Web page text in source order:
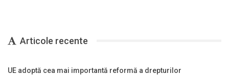
Articole recente
UE adoptă cea mai importantă reformă a drepturilor